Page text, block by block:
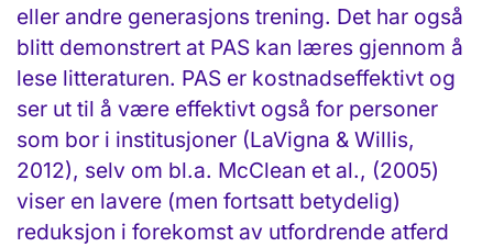
eller andre generasjons trening. Det har også
blitt demonstrert at PAS kan læres gjennom å
lese litteraturen. PAS er kostnadseffektivt og
ser ut til å være effektivt også for personer
som bor i institusjoner (LaVigna & Willis,
2012), selv om bl.a. McClean et al., (2005)
viser en lavere (men fortsatt betydelig)
reduksjon i forekomst av utfordrende atferd